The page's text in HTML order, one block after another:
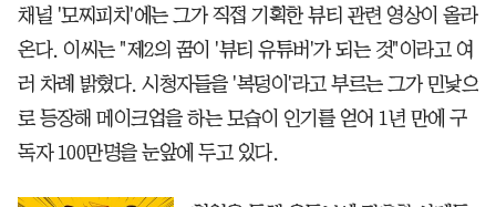
채널 '모찌피치'에는 그가 직접 기획한 뷰티 관련 영상이 올라
온다. 이씨는 "제2의 꿈이 '뷰티 유튜버'가 되는 것"이라고 여
러 차례 밝혔다. 시청자들을 '복덩이'라고 부르는 그가 민낯으
로 등장해 메이크업을 하는 모습이 인기를 얻어 1년 만에 구
독자 100만명을 눈앞에 두고 있다.